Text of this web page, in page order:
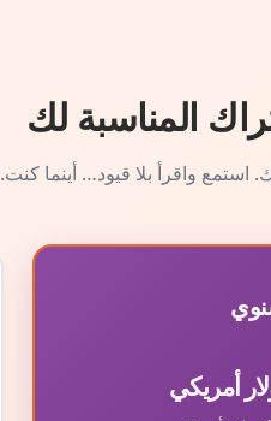
المناسبة لك
واقرأ بلا قيود… أينما كنت.
أمريكي